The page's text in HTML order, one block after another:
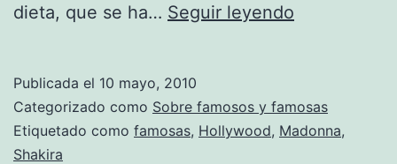
dieta, que se ha… Seguir leyendo
vuelven
fanáticas
Publicada el 10 mayo, 2010
Categorizado como Sobre famosos y famosas
Etiquetado como famosas, Hollywood, Madonna,
Shakira